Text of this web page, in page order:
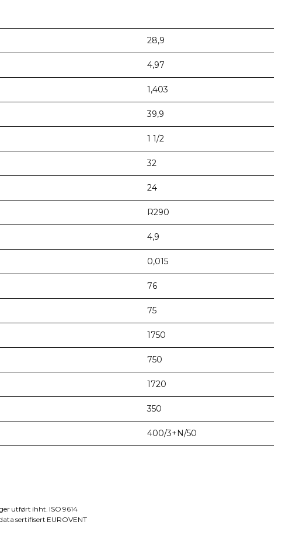
28,9
4,97
1,403
39,9
1 1/2
32
24
R290
4,9
0,015
76
75
1750
750
1720
350
400/3+N/50
utført ihht. ISO 9614
sertifisert EUROVENT